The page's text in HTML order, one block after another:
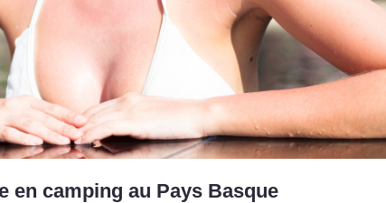
en camping au Pays Basque